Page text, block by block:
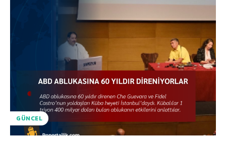
GÜNCEL